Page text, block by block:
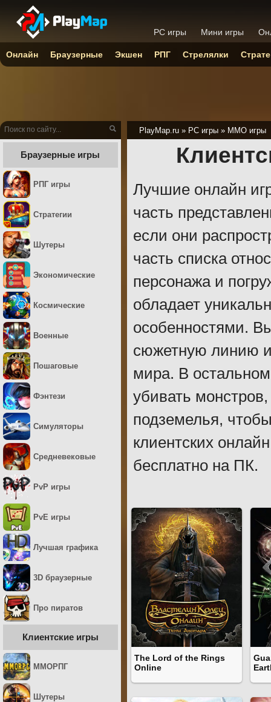
PlayMap.ru » PC игры » ММО игры
Лучшие онлайн
часть
если они
часть списка
персонажа и
обладает
особенностями.
сюжетную линию и
мира. В
убивать
подземелья,
клиентских
бесплатно на ПК.
The Lord of the Rings
Online
Браузерные игры
РПГ игры
Стратегии
Шутеры
Экономические
Космические
Военные
Пошаговые
Фэнтези
Симуляторы
Средневековые
PvP игры
PvE игры
Лучшая графика
3D браузерные
Про пиратов
Клиентские игры
ММОРПГ
Шутеры
PC игры Мини игры
Онлайн Браузерные Экшен РПГ Стрелялки